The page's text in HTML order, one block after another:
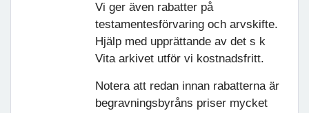
Vi ger även rabatter på
testamentesförvaring och arvskifte.
Hjälp med upprättande av det s k
Vita arkivet utför vi kostnadsfritt.
Notera att redan innan rabatterna är
begravningsbyråns priser mycket